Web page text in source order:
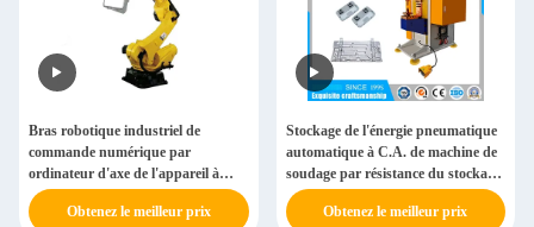
Bras robotique industriel de
commande numérique par
ordinateur d'axe de l'appareil à
souder 6 pour la soudure
Obtenez le meilleur prix
Stockage de l'énergie pneumatique
automatique à C.A. de machine de
soudage par résistance du stockage
120KA
Obtenez le meilleur prix